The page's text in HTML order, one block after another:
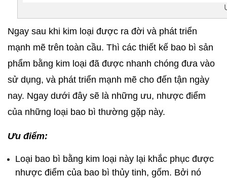
Ngay sau khi kim loại được ra đời và phát triển
mạnh mẽ trên toàn cầu. Thì các thiết kế bao bì sản
phẩm bằng kim loại đã được nhanh chóng đưa vào
sử dụng, và phát triển mạnh mẽ cho đến tận ngày
nay. Ngay dưới đây sẽ là những ưu, nhược điểm
của những loại bao bì thường gặp này.
Ưu điểm:
Loại bao bì bằng kim loại này lại khắc phục được
nhược điểm của bao bì thủy tinh, gốm. Bởi nó